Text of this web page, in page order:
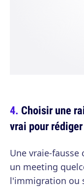
Choisir une
vrai pour
Une vraie-fausse
un meeting
l'immigration ou